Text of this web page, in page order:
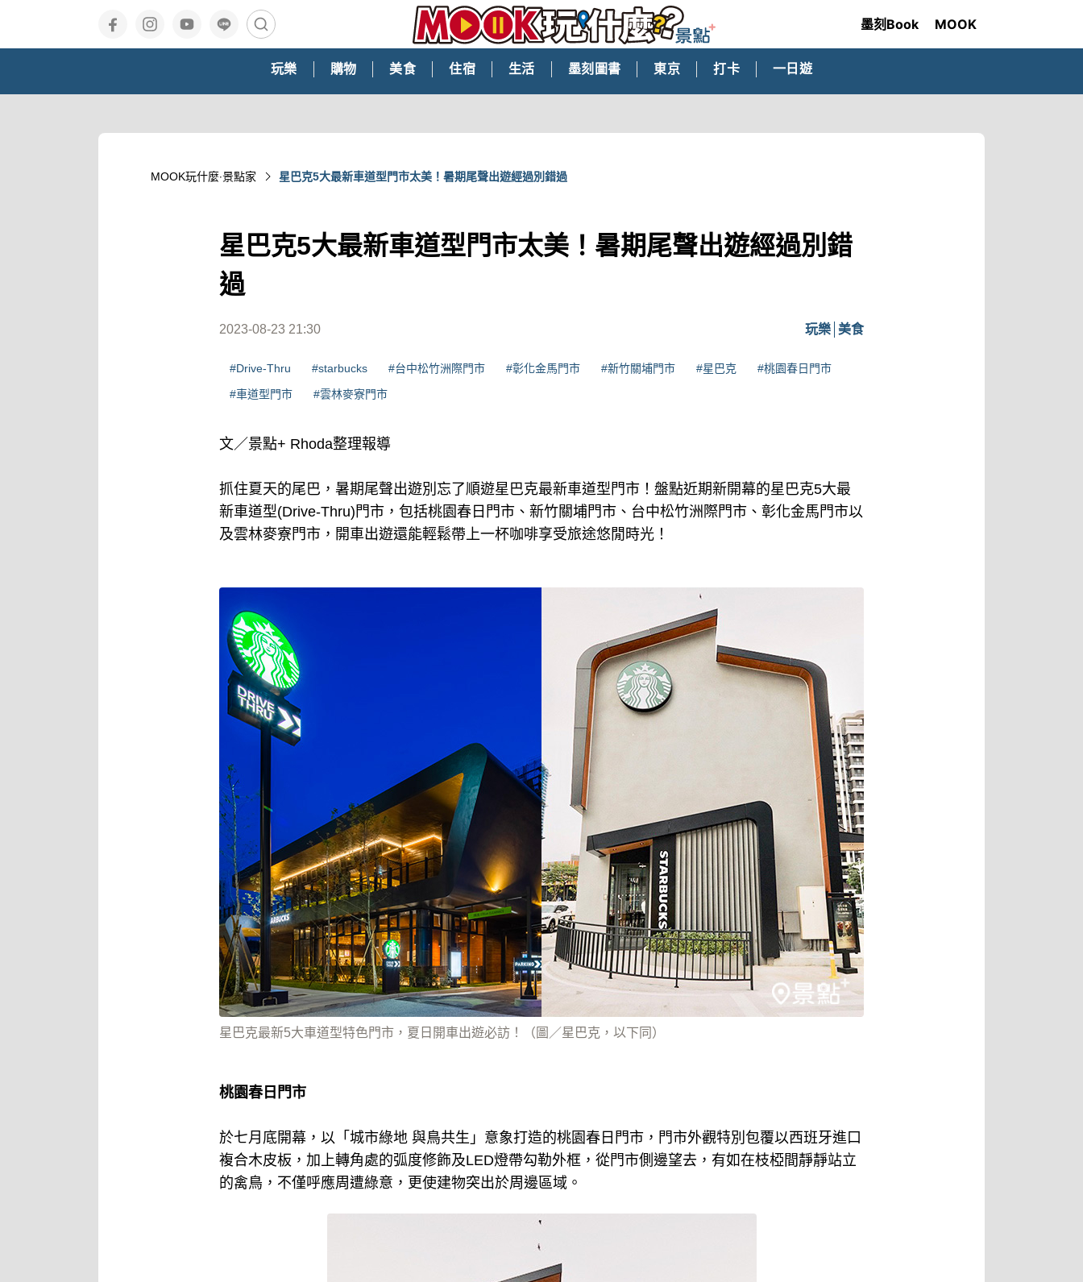
墨刻Book MOOK
玩樂 購物 美食 住宿 生活 墨刻圖書 東京 打卡 一日遊
MOOK玩什麼‧景點家 星巴克5大最新車道型門市太美！暑期尾聲出遊經過別錯過
星巴克5大最新車道型門市太美！暑期尾聲出遊經過別錯
過
2023-08-23 21:30 玩樂 美食
#Drive-Thru #starbucks #台中松竹洲際門市 #彰化金馬門市 #新竹關埔門市 #星巴克
#桃園春日門市
#車道型門市
#雲林麥寮門市
文／景點+ Rhoda整理報導
抓住夏天的尾巴，暑期尾聲出遊別忘了順遊星巴克最新車道型門市！盤點近期新開幕的星巴克5大最
新車道型(Drive-Thru)門市，包括桃園春日門市、新竹關埔門市、台中松竹洲際門市、彰化金馬門市以
及雲林麥寮門市，開車出遊還能輕鬆帶上一杯咖啡享受旅途悠閒時光！
星巴克最新5大車道型特色門市，夏日開車出遊必訪！（圖／星巴克，以下同）
桃園春日門市
於七月底開幕，以「城市綠地 與鳥共生」意象打造的桃園春日門市，門市外觀特別包覆以西班牙進口
複合木皮板，加上轉角處的弧度修飾及LED燈帶勾勒外框，從門市側邊望去，有如在枝椏間靜靜站立
的禽鳥，不僅呼應周遭綠意，更使建物突出於周邊區域。